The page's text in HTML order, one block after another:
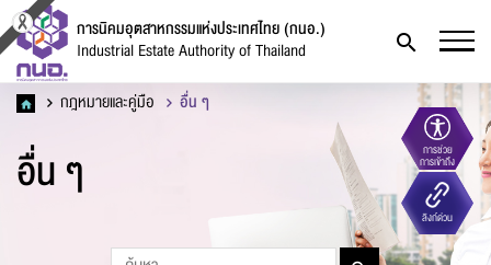
การนิคมอุตสาหกรรมแห่งประเทศไทย (กนอ.)
Industrial Estate Authority of Thailand
การช่วย
การเข้าถึง
ลิงก์ด่วน
กฎหมายและคู่มือ อื่น ๆ
อื่น ๆ
แบบฟอร์มการติดต่อ